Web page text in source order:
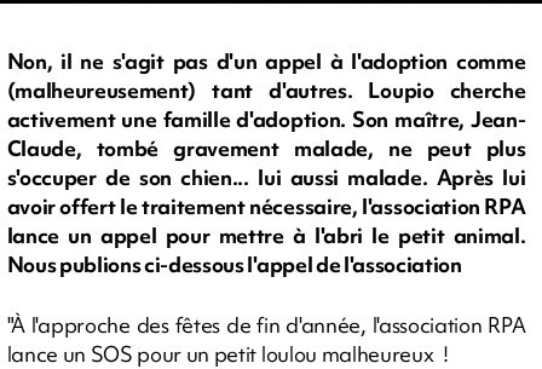
Non, il ne s'agit pas d'un appel à l'adoption comme
(malheureusement) tant d'autres. Loupio cherche
activement une famille d'adoption. Son maître, Jean-
Claude, tombé gravement malade, ne peut plus
s'occuper de son chien... lui aussi malade. Après lui
avoir offert le traitement nécessaire, l'association RPA
lance un appel pour mettre à l'abri le petit animal.
Nous publions ci-dessous l'appel de l'association
"À l'approche des fêtes de fin d'année, l'association RPA
lance un SOS pour un petit loulou malheureux !